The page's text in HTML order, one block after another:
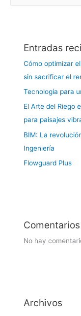
Entradas
Cómo optimizar
sin sacrificar el
Tecnología para
El Arte del Riego
para paisajes
BIM: La
Ingeniería
Flowguard Plus
No hay
Archivos